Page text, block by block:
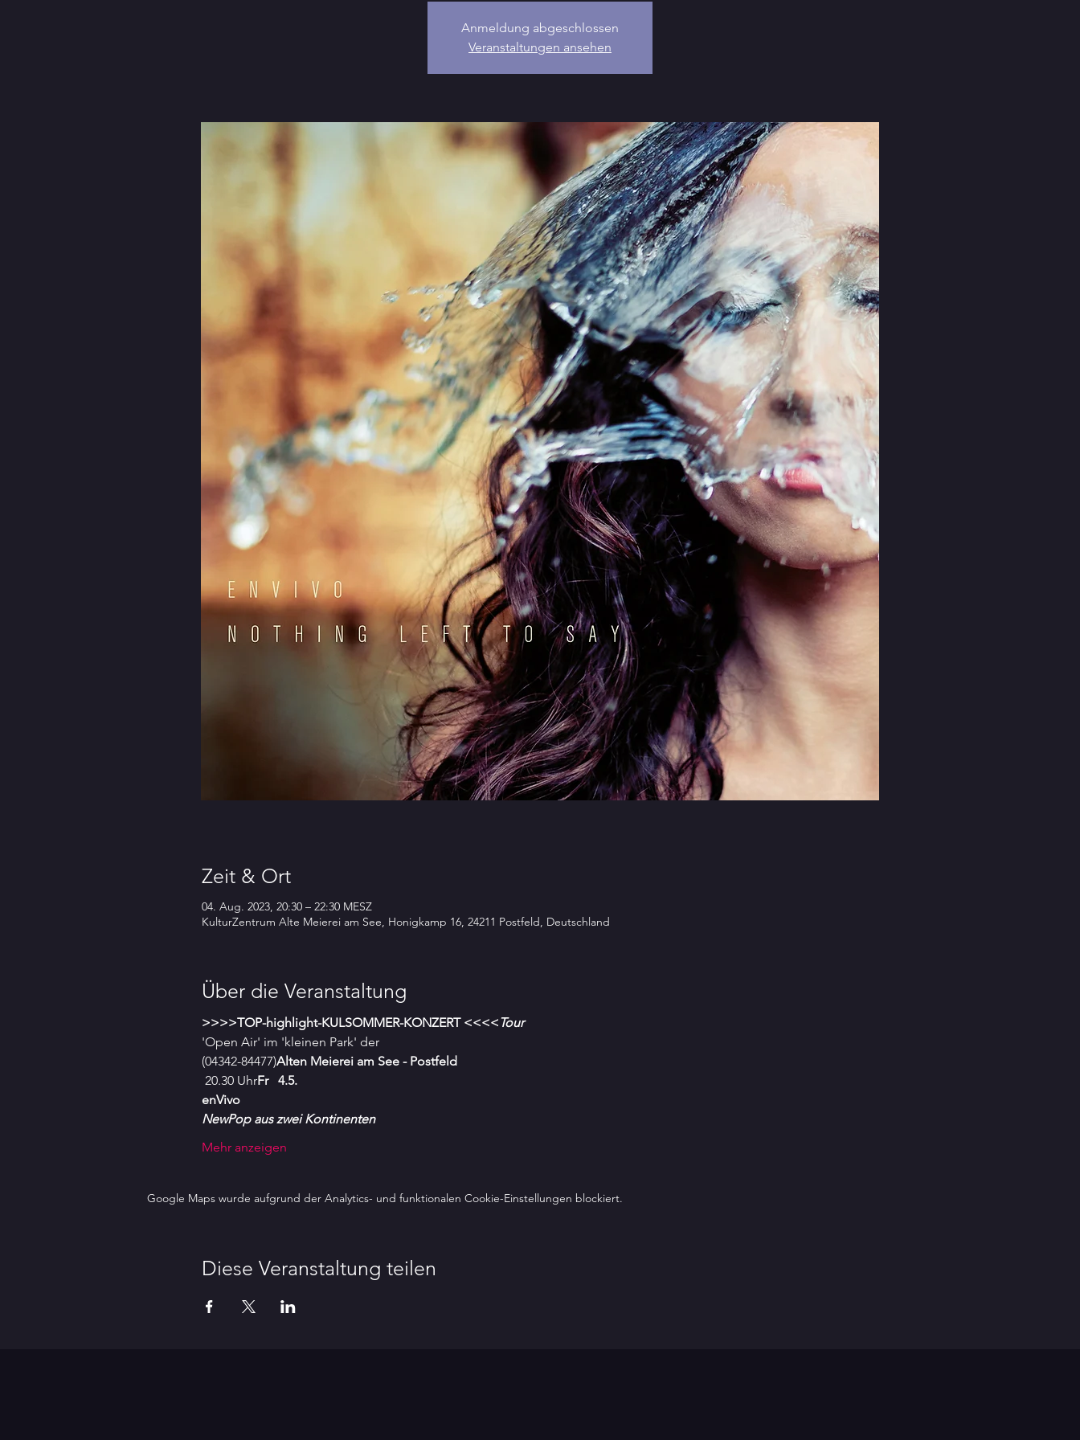
Anmeldung abgeschlossen
Veranstaltungen ansehen
Zeit & Ort
04. Aug. 2023, 20:30 – 22:30 MESZ
KulturZentrum Alte Meierei am See, Honigkamp 16, 24211 Postfeld, Deutschland
Über die Veranstaltung
>>>>TOP-highlight-KULSOMMER-KONZERT <<<<Tour
'Open Air' im 'kleinen Park' der
(04342-84477)Alten Meierei am See - Postfeld
20.30 UhrFr   4.5.
enVivo
NewPop aus zwei Kontinenten
Mehr anzeigen
Google Maps wurde aufgrund der Analytics- und funktionalen Cookie-Einstellungen blockiert.
Diese Veranstaltung teilen